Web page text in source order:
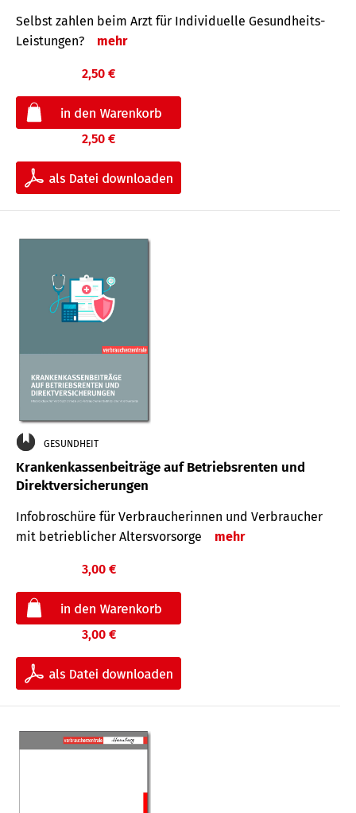
Selbst zahlen beim Arzt für Indi­vidu­elle Gesund­heits-
Leis­tungen?
mehr
2,50 €
2,50 €
GESUNDHEIT
Krankenkassenbeiträge auf Betriebsrenten und
Direktversicherungen
Infobroschüre für Verbraucherinnen und Verbraucher
mit betrieblicher Altersvorsorge
mehr
3,00 €
3,00 €